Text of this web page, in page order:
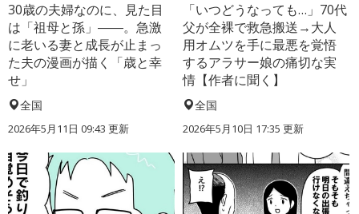
30歳の夫婦なのに、見た目
は「祖母と孫」――。急激
に老いる妻と成長が止まっ
た夫の漫画が描く「歳と幸
せ」
全国
2026年5月11日 09:43 更新
「いつどうなっても…」70代
父が全裸で救急搬送→大人
用オムツを手に最悪を覚悟
するアラサー娘の痛切な実
情【作者に聞く】
全国
2026年5月10日 17:35 更新